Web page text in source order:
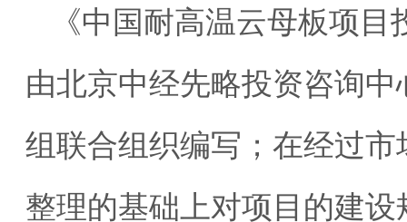
《中国耐高温云母板项
由北京中经先略投资咨询
组联合组织编写；在经过
整理的基础上对项目的建